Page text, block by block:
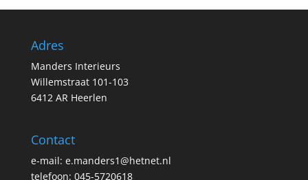
Adres
Manders Interieurs
Willemstraat 101-103
6412 AR Heerlen
Contact
e-mail: e.manders1@hetnet.nl
telefoon: 045-5720618